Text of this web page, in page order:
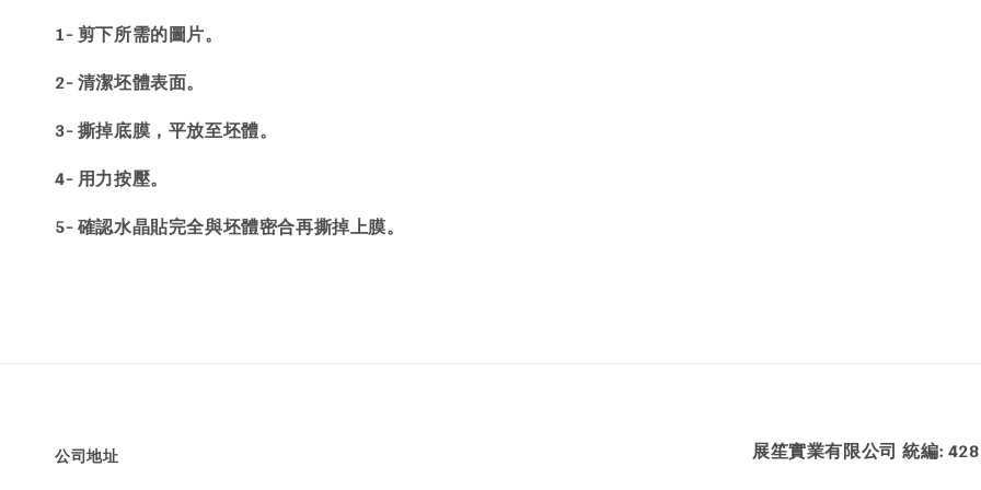
1- 剪下所需的圖片。
2- 清潔坯體表面。
3- 撕掉底膜，平放至坯體。
4- 用力按壓。
5- 確認水晶貼完全與坯體密合再撕掉上膜。
公司地址 展笙實業有限公司 統編: